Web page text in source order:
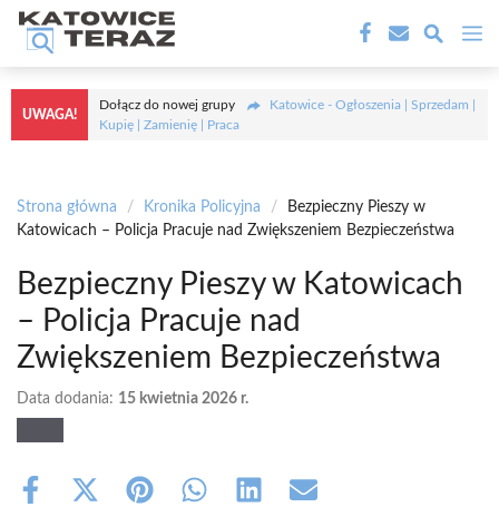
Przejdź
treści
UWAGA!
Dołącz do nowej grupy
Katowice - Ogłoszenia | Sprzedam |
Kupię | Zamienię | Praca
Strona główna / Kronika Policyjna /
Bezpieczny Pieszy w
Katowicach – Policja Pracuje nad Zwiększeniem Bezpieczeństwa
Bezpieczny Pieszy w Katowicach
– Policja Pracuje nad
Zwiększeniem Bezpieczeństwa
Data dodania: 15 kwietnia 2026 r.
Share
Share Share Share Share Share